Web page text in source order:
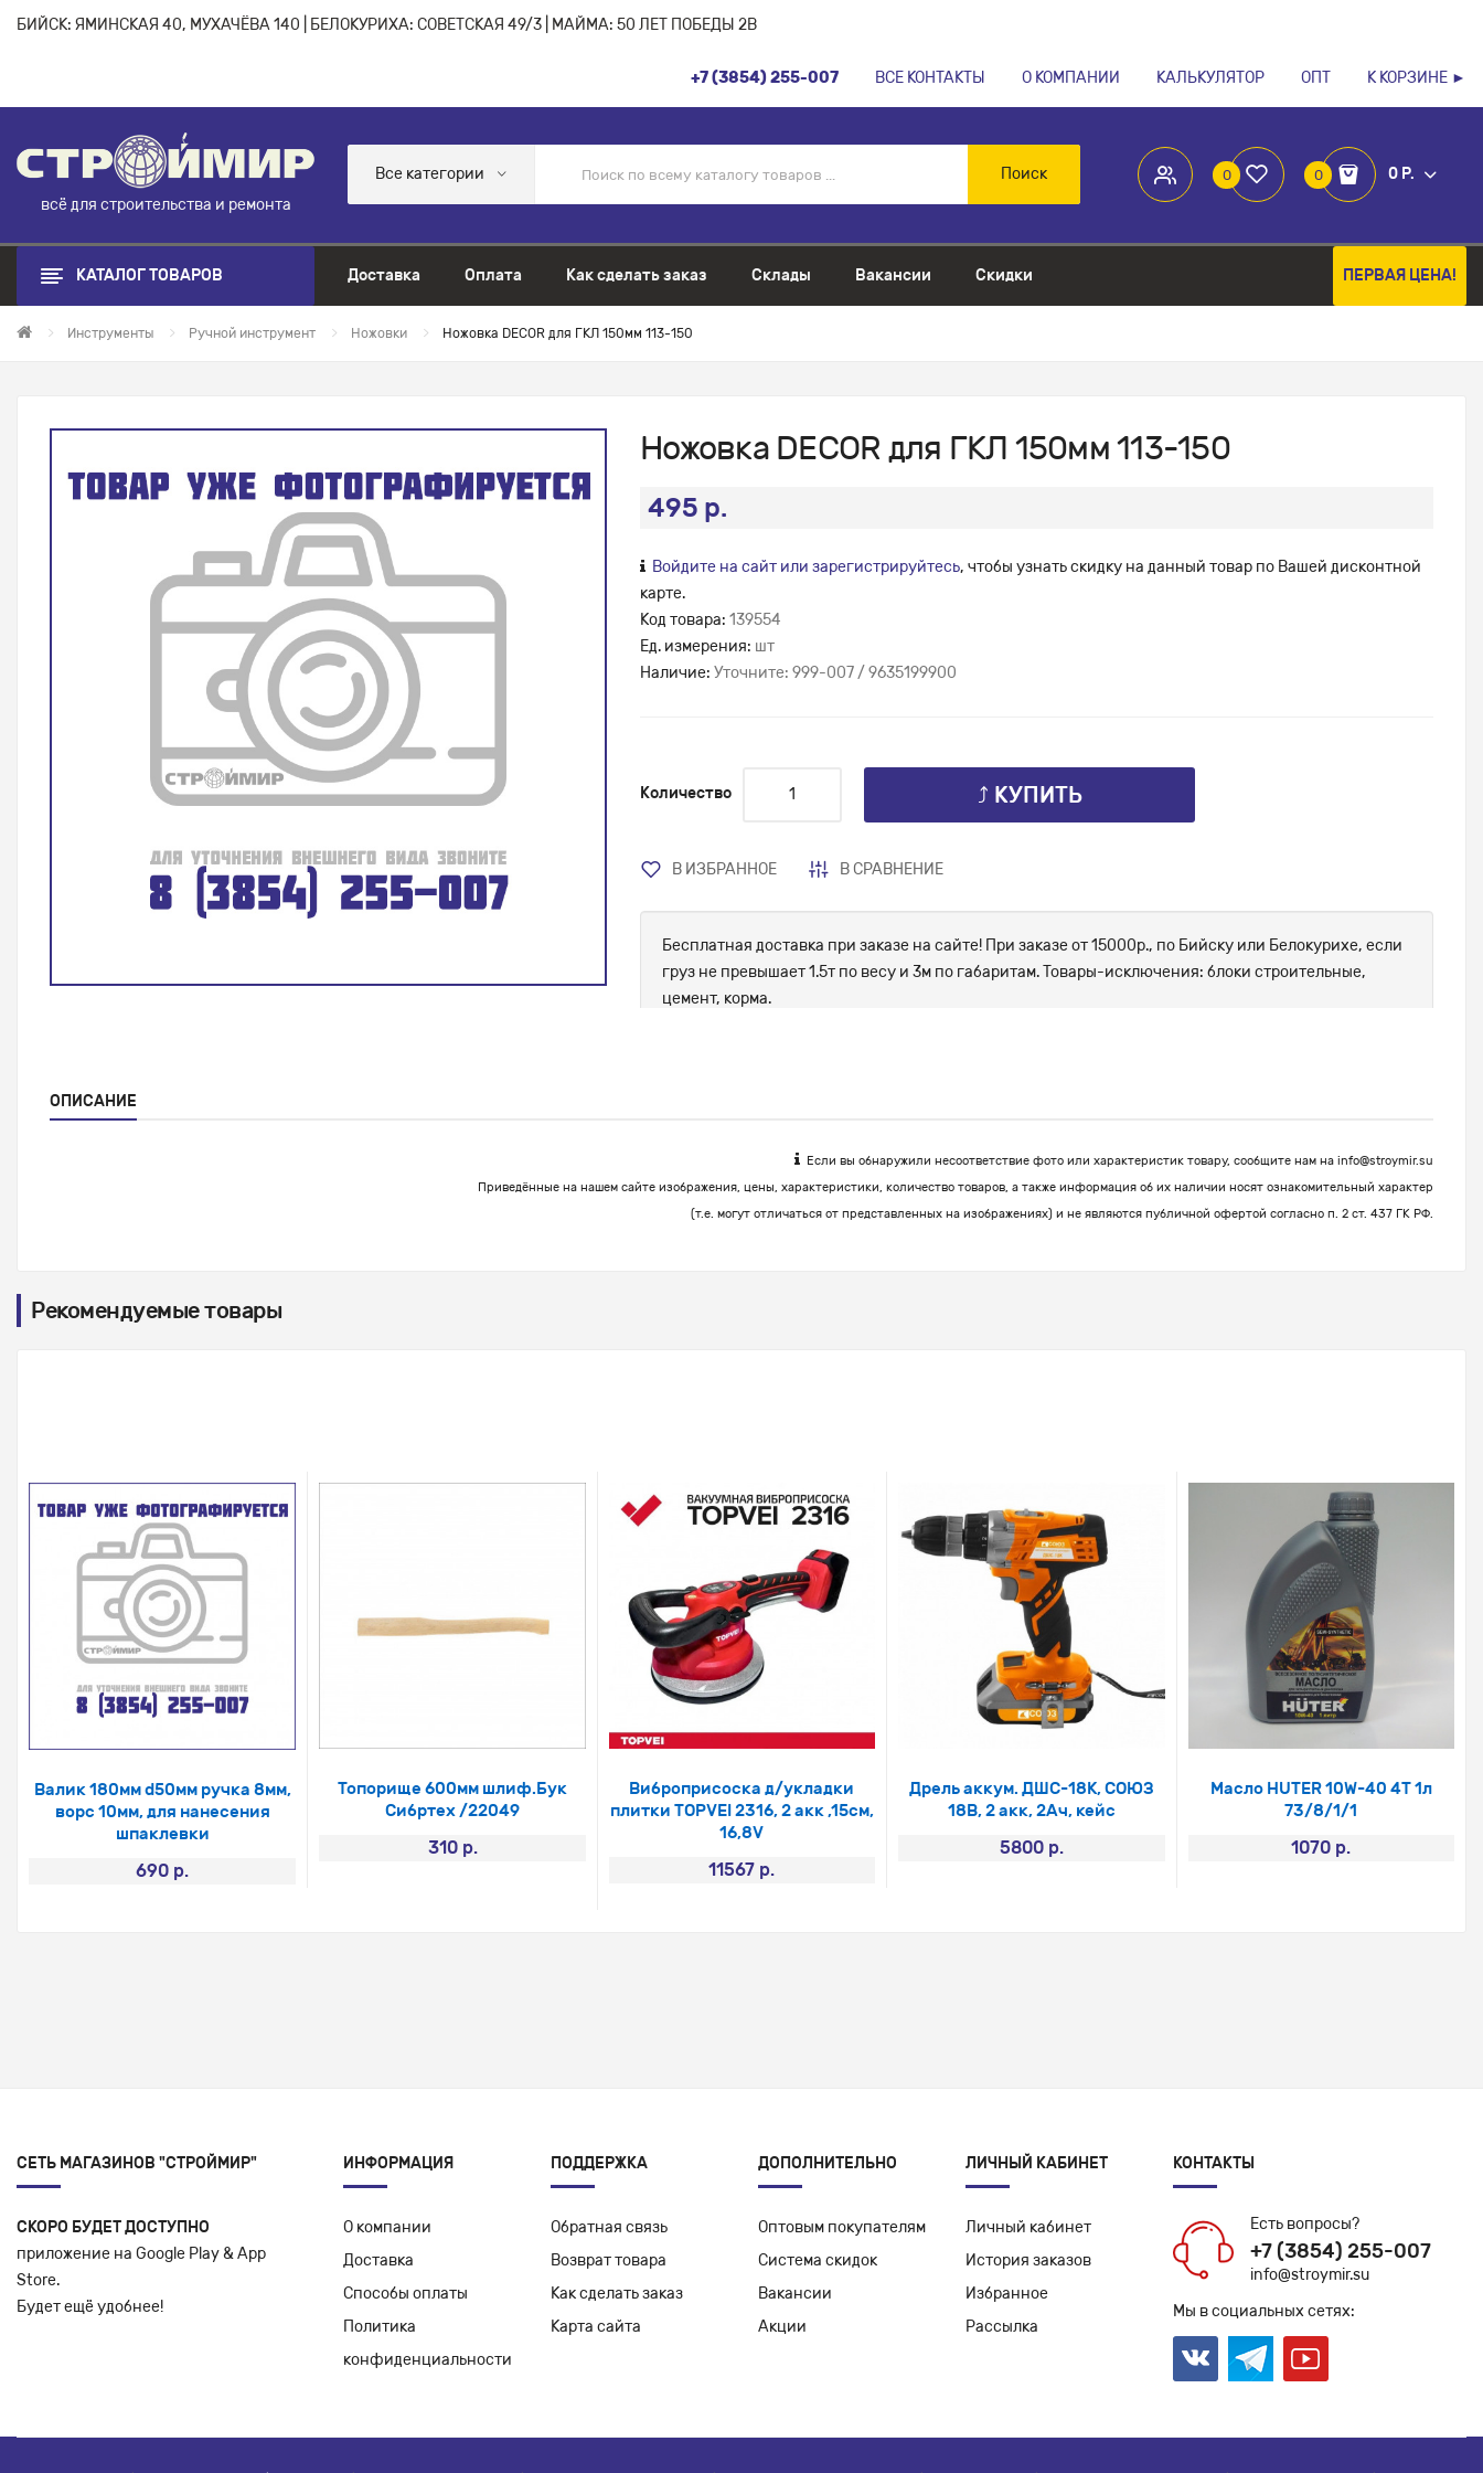
БИЙСК: ЯМИНСКАЯ 40, МУХАЧЁВА 140 | БЕЛОКУРИХА: СОВЕТСКАЯ 49/3 | МАЙМА: 50 ЛЕТ ПОБЕДЫ 2В
+7 (3854) 255-007 ВСЕ КОНТАКТЫ О КОМПАНИИ КАЛЬКУЛЯТОР ОПТ К КОРЗИНЕ ►
всё для строительства и ремонта
0 0 0 Р.
Все категории Поиск
КАТАЛОГ ТОВАРОВ Доставка Оплата Как сделать заказ Склады Вакансии Скидки ПЕРВАЯ ЦЕНА!
Инструменты Ручной инструмент Ножовки Ножовка DECOR для ГКЛ 150мм 113-150
Ножовка DECOR для ГКЛ 150мм 113-150
495 р.
Войдите на сайт или зарегистрируйтесь, чтобы узнать скидку на данный товар по Вашей дисконтной
карте.
Код товара: 139554
Ед. измерения: шт
Наличие: Уточните: 999-007 / 9635199900
Количество ⤴ КУПИТЬ
В ИЗБРАННОЕ В СРАВНЕНИЕ
Бесплатная доставка при заказе на сайте! При заказе от 15000р., по Бийску или Белокурихе, если
груз не превышает 1.5т по весу и 3м по габаритам. Товары-исключения: блоки строительные,
цемент, корма.
ОПИСАНИЕ
Если вы обнаружили несоответствие фото или характеристик товару, сообщите нам на info@stroymir.su
Приведённые на нашем сайте изображения, цены, характеристики, количество товаров, а также информация об их наличии носят ознакомительный характер
(т.е. могут отличаться от представленных на изображениях) и не являются публичной офертой согласно п. 2 ст. 437 ГК РФ.
Рекомендуемые товары
Валик 180мм d50мм ручка 8мм,
ворс 10мм, для нанесения
шпаклевки
690 р.
Топорище 600мм шлиф.Бук
Сибртех /22049
310 р.
Виброприсоска д/укладки
плитки TOPVEI 2316, 2 акк ,15см,
16,8V
11567 р.
Дрель аккум. ДШС-18К, СОЮЗ
18В, 2 акк, 2Ач, кейс
5800 р.
Масло HUTER 10W-40 4Т 1л
73/8/1/1
1070 р.
СЕТЬ МАГАЗИНОВ "СТРОЙМИР"
СКОРО БУДЕТ ДОСТУПНО
приложение на Google Play & App
Store.
Будет ещё удобнее!
ИНФОРМАЦИЯ
О компании
Доставка
Способы оплаты
Политика
конфиденциальности
ПОДДЕРЖКА
Обратная связь
Возврат товара
Как сделать заказ
Карта сайта
ДОПОЛНИТЕЛЬНО
Оптовым покупателям
Система скидок
Вакансии
Акции
ЛИЧНЫЙ КАБИНЕТ
Личный кабинет
История заказов
Избранное
Рассылка
КОНТАКТЫ
Есть вопросы?
+7 (3854) 255-007
info@stroymir.su
Мы в социальных сетях: